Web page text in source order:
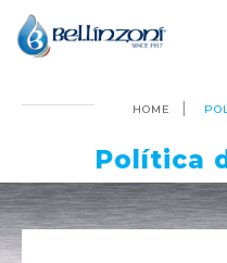
HOME
Política